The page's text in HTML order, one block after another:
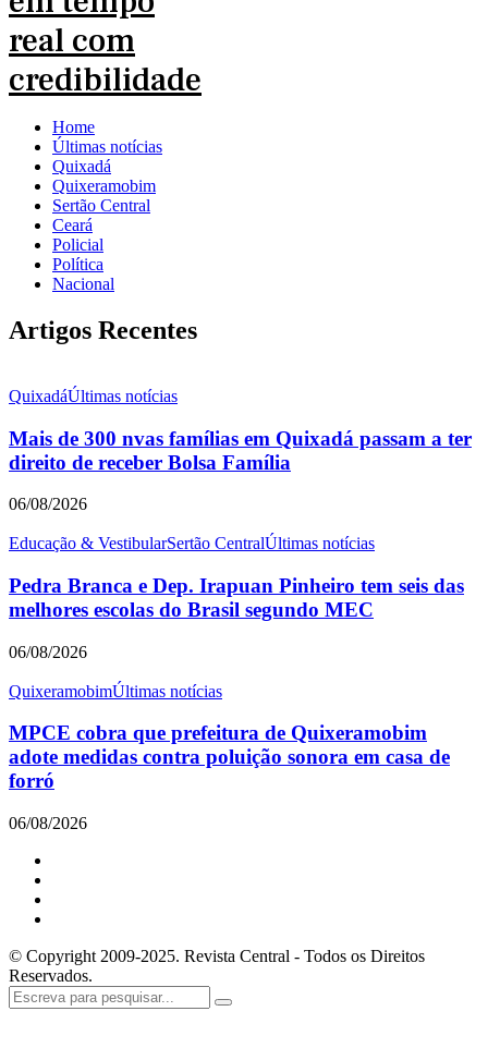
Home
Últimas notícias
Quixadá
Quixeramobim
Sertão Central
Ceará
Policial
Política
Nacional
Artigos Recentes
QuixadáÚltimas notícias
Mais de 300 nvas famílias em Quixadá passam a ter
direito de receber Bolsa Família
06/08/2026
Educação & VestibularSertão CentralÚltimas notícias
Pedra Branca e Dep. Irapuan Pinheiro tem seis das
melhores escolas do Brasil segundo MEC
06/08/2026
QuixeramobimÚltimas notícias
MPCE cobra que prefeitura de Quixeramobim
adote medidas contra poluição sonora em casa de
forró
06/08/2026
© Copyright 2009-2025. Revista Central - Todos os Direitos
Reservados.